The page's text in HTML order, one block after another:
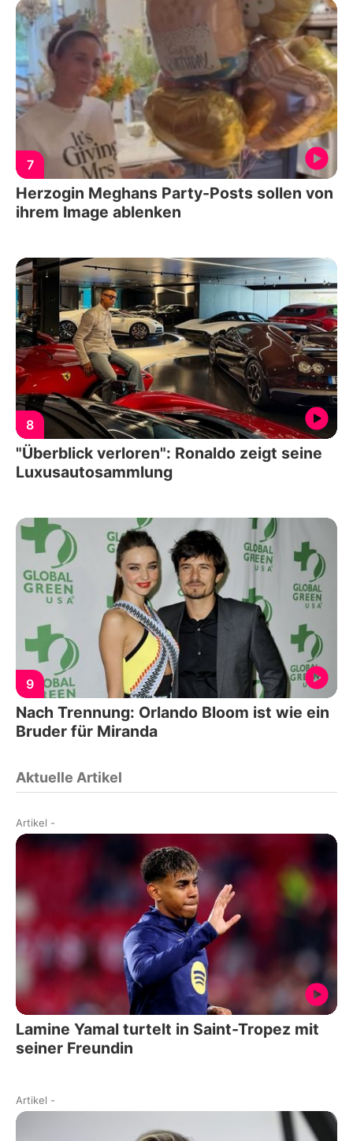
7
Herzogin Meghans Party-Posts sollen von
ihrem Image ablenken
8
"Überblick verloren": Ronaldo zeigt seine
Luxusautosammlung
9
Nach Trennung: Orlando Bloom ist wie ein
Bruder für Miranda
Aktuelle Artikel
Artikel -
Lamine Yamal turtelt in Saint-Tropez mit
seiner Freundin
Artikel -